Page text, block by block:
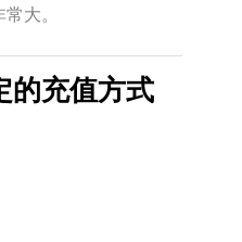
大。
的充值方式